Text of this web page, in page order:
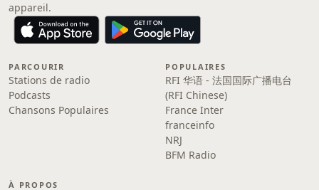
appareil.
PARCOURIR
Stations de radio
Podcasts
Chansons Populaires
POPULAIRES
RFI 华语 - 法国国际广播电台
(RFI Chinese)
France Inter
franceinfo
NRJ
BFM Radio
À PROPOS